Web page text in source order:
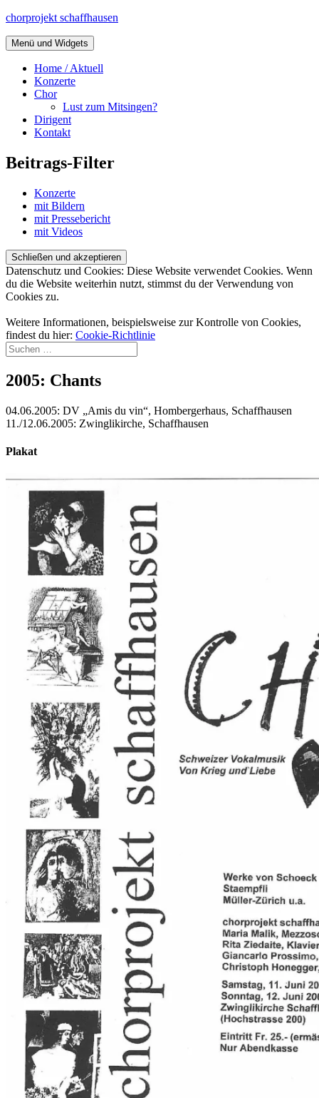
Zum
springen
chorprojekt schaffhausen
Menü und Widgets
Home / Aktuell
Konzerte
Chor
Lust zum Mitsingen?
Dirigent
Kontakt
Beitrags-Filter
Konzerte
mit Bildern
mit Pressebericht
mit Videos
Datenschutz und Cookies: Diese Website verwendet Cookies. Wenn
du die Website weiterhin nutzt, stimmst du der Verwendung von
Cookies zu.
Weitere Informationen, beispielsweise zur Kontrolle von Cookies,
findest du hier: Cookie-Richtlinie
Suchen
nach:
2005: Chants
04.06.2005: DV „Amis du vin“, Hombergerhaus, Schaffhausen
11./12.06.2005: Zwinglikirche, Schaffhausen
Plakat